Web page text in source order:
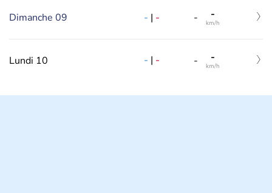
Dimanche 09 - | - - -
km/h
Lundi 10 - | - - -
km/h